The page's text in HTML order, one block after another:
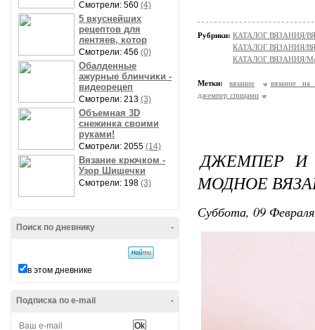
Смотрели: 560 (4)
5 вкуснейших
рецептов для
лентяев, котор
Смотрели: 456 (0)
Обалденные
ажурные блинчики -
видеорецеп
Смотрели: 213 (3)
Объемная 3D
снежинка своими
руками!
Смотрели: 2055 (14)
Вязание крючком -
Узор Шишечки
Смотрели: 198 (3)
-
Поиск по дневнику
в этом дневнике
-
Подписка по e-mail
Рубрики: КАТАЛОГ ВЯЗАНИЯ/
КАТАЛОГ ВЯЗАНИЯ/
КАТАЛОГ ВЯЗАНИЯ/
Метки: вязание
вязание на
джемпер спицами
ДЖЕМПЕР И
МОДНОЕ
Суббота, 09